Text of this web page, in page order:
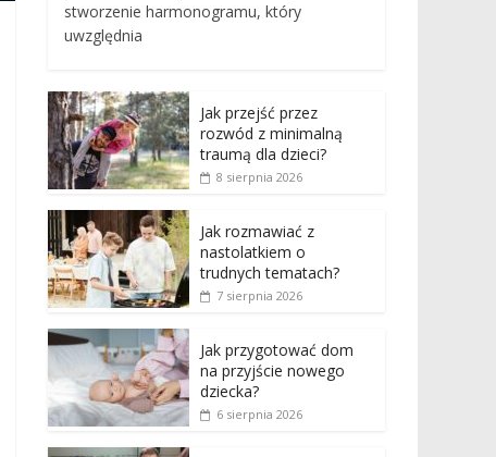
stworzenie harmonogramu, który
uwzględnia
Jak przejść przez
rozwód z minimalną
traumą dla dzieci?
8 sierpnia 2026
Jak rozmawiać z
nastolatkiem o
trudnych tematach?
7 sierpnia 2026
Jak przygotować dom
na przyjście nowego
dziecka?
6 sierpnia 2026